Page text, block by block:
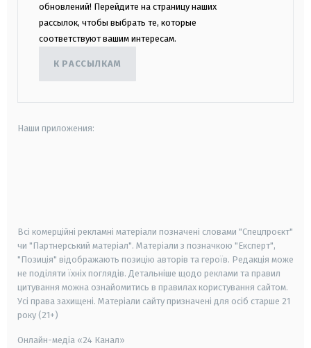
обновлений! Перейдите на страницу наших
рассылок, чтобы выбрать те, которые
соответствуют вашим интересам.
К РАССЫЛКАМ
Наши приложения:
Всі комерційні рекламні матеріали позначені словами "Спецпроєкт"
чи "Партнерський матеріал". Матеріали з позначкою "Експерт",
"Позиція" відображають позицію авторів та героїв. Редакція може
не поділяти їхніх поглядів. Детальніше щодо реклами та правил
цитування можна ознайомитись в правилах користування сайтом.
Усі права захищені. Матеріали сайту призначені для осіб старше 21
року (21+)
Онлайн-медіа «24 Канал»